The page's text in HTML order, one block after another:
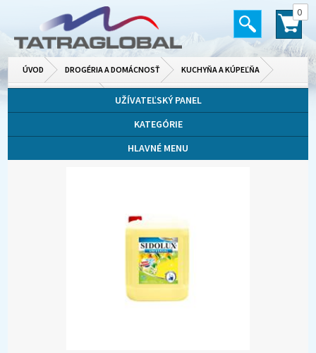
0
ÚVOD DROGÉRIA A DOMÁCNOSŤ KUCHYŇA A KÚPEĽŇA
UŽÍVATEĽSKÝ PANEL
KATEGÓRIE
HLAVNÉ MENU